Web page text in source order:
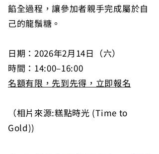
餡全過程，讓參加者親手完成屬於自
己的龍鬚糖。
日期：2026年2月14日（六）
時間：14:00–16:00
名額有限，先到先得，立即報名
（相片來源:糕點時光 (Time to
Gold))